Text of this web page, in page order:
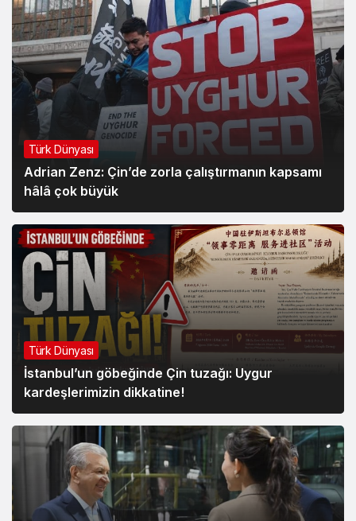
Türk Dünyası
Adrian Zenz: Çin’de zorla çalıştırmanın kapsamı
hâlâ çok büyük
Türk Dünyası
İstanbul’un göbeğinde Çin tuzağı: Uygur
kardeşlerimizin dikkatine!